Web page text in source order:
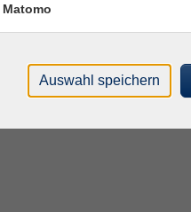
Matomo
Auswahl speichern